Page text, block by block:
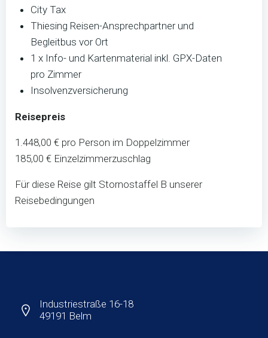
City Tax
Thiesing Reisen-Ansprechpartner und
Begleitbus vor Ort
1 x Info- und Kartenmaterial inkl. GPX-Daten
pro Zimmer
Insolvenzversicherung
Reisepreis
1.448,00 € pro Person im Doppelzimmer
185,00 € Einzelzimmerzuschlag
Für diese Reise gilt Stornostaffel B unserer
Reisebedingungen
Industriestraße 16-18
49191 Belm